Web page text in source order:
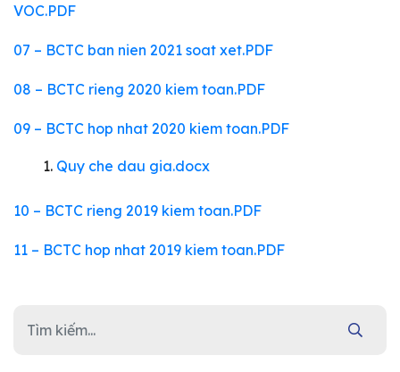
VOC.PDF
07 – BCTC ban nien 2021 soat xet.PDF
08 – BCTC rieng 2020 kiem toan.PDF
09 – BCTC hop nhat 2020 kiem toan.PDF
Quy che dau gia.docx
10 – BCTC rieng 2019 kiem toan.PDF
11 – BCTC hop nhat 2019 kiem toan.PDF